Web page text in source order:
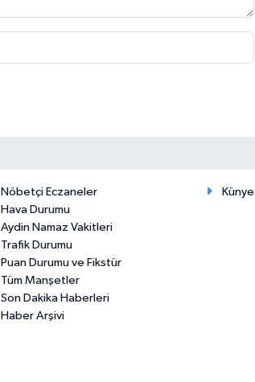
Nöbetçi Eczaneler
Hava Durumu
Aydin Namaz Vakitleri
Trafik Durumu
Puan Durumu ve Fikstür
Tüm Manşetler
Son Dakika Haberleri
Haber Arşivi
Künye